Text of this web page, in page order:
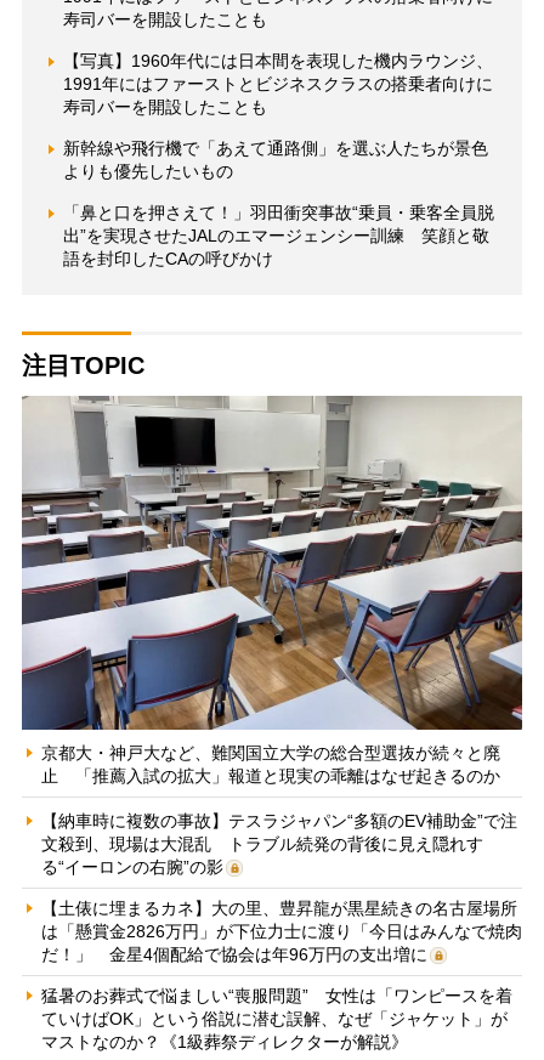
寿司バーを開設したことも
【写真】1960年代には日本間を表現した機内ラウンジ、
1991年にはファーストとビジネスクラスの搭乗者向けに
寿司バーを開設したことも
新幹線や飛行機で「あえて通路側」を選ぶ人たちが景色
よりも優先したいもの
「鼻と口を押さえて！」羽田衝突事故“乗員・乗客全員脱
出”を実現させたJALのエマージェンシー訓練 笑顔と敬
語を封印したCAの呼びかけ
注目TOPIC
京都大・神戸大など、難関国立大学の総合型選抜が続々と廃
止 「推薦入試の拡大」報道と現実の乖離はなぜ起きるのか
【納車時に複数の事故】テスラジャパン“多額のEV補助金”で注
文殺到、現場は大混乱 トラブル続発の背後に見え隠れす
る“イーロンの右腕”の影
【土俵に埋まるカネ】大の里、豊昇龍が黒星続きの名古屋場所
は「懸賞金2826万円」が下位力士に渡り「今日はみんなで焼肉
だ！」 金星4個配給で協会は年96万円の支出増に
猛暑のお葬式で悩ましい“喪服問題” 女性は「ワンピースを着
ていけばOK」という俗説に潜む誤解、なぜ「ジャケット」が
マストなのか？《1級葬祭ディレクターが解説》